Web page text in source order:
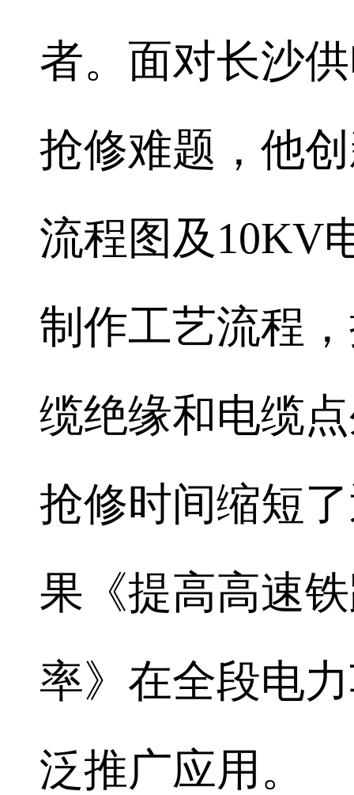
者。面对长沙
抢修难题，他
流程图及10KV
制作工艺流程
缆绝缘和电缆
抢修时间缩短
果《提高高速
率》在全段电
泛推广应用。